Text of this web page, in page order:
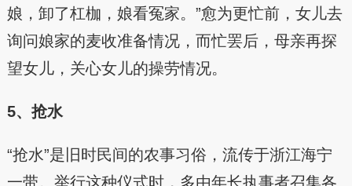
娘，卸了杠枷，娘看冤家。”愈为更忙前，女儿去
询问娘家的麦收准备情况，而忙罢后，母亲再探
望女儿，关心女儿的操劳情况。
5、抢水
“抢水”是旧时民间的农事习俗，流传于浙江海宁
一带。举行这种仪式时，多由年长执事者召集各